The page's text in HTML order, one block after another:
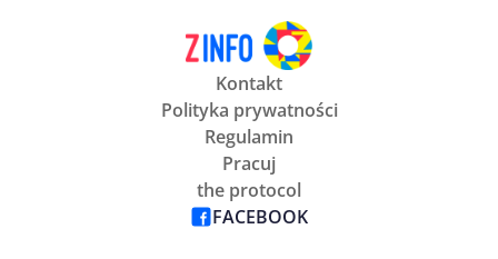
Kontakt
Polityka prywatności
Regulamin
Pracuj
the protocol
FACEBOOK